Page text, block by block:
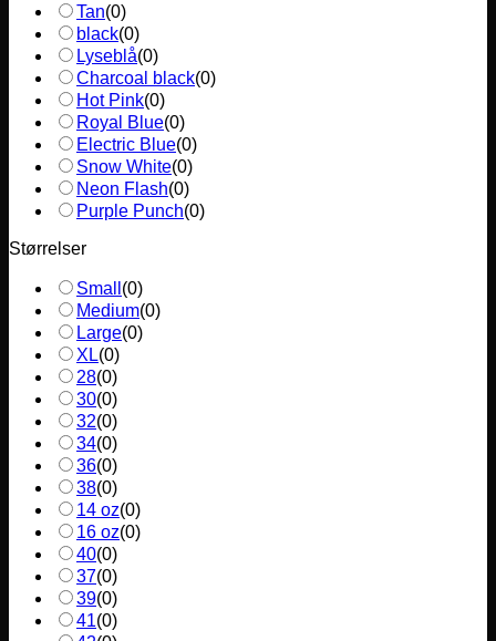
Tan(0)
black(0)
Lyseblå(0)
Charcoal black(0)
Hot Pink(0)
Royal Blue(0)
Electric Blue(0)
Snow White(0)
Neon Flash(0)
Purple Punch(0)
Størrelser
Small (0)
Medium(0)
Large(0)
XL(0)
28(0)
30(0)
32(0)
34(0)
36(0)
38(0)
14 oz(0)
16 oz(0)
40(0)
37(0)
39(0)
41(0)